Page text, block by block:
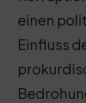
einen
Einfluss